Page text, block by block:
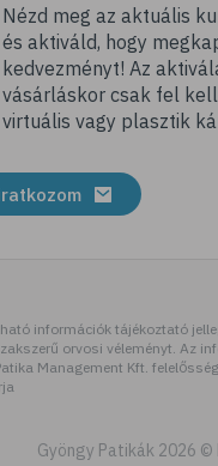
Nézd meg az aktuális
és aktiváld, hogy
kedvezményt! Az
vásárláskor csak fel
virtuális vagy plasztik
információk tájékoztató
orvosi véleményt. Az
Management Kft.
Gyöngy Patikák 2026 ©